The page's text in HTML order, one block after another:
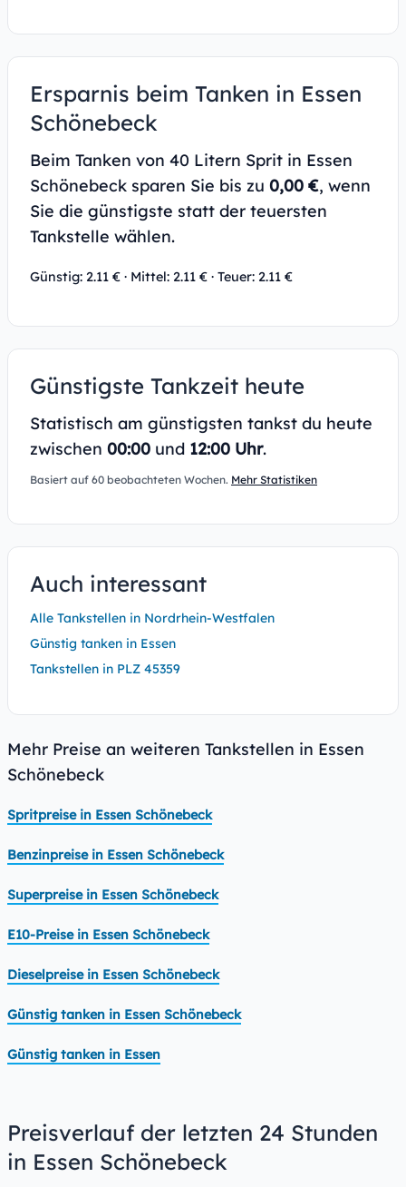
Ersparnis beim Tanken in Essen
Schönebeck
Beim Tanken von 40 Litern Sprit in Essen
Schönebeck sparen Sie bis zu 0,00 €, wenn
Sie die günstigste statt der teuersten
Tankstelle wählen.
Günstig: 2.11 € · Mittel: 2.11 € · Teuer: 2.11 €
Günstigste Tankzeit heute
Statistisch am günstigsten tankst du heute
zwischen 00:00 und 12:00 Uhr.
Basiert auf 60 beobachteten Wochen. Mehr Statistiken
Auch interessant
Alle Tankstellen in Nordrhein-Westfalen
Günstig tanken in Essen
Tankstellen in PLZ 45359
Mehr Preise an weiteren Tankstellen in Essen
Schönebeck
Spritpreise in Essen Schönebeck
Benzinpreise in Essen Schönebeck
Superpreise in Essen Schönebeck
E10-Preise in Essen Schönebeck
Dieselpreise in Essen Schönebeck
Günstig tanken in Essen Schönebeck
Günstig tanken in Essen
Preisverlauf der letzten 24 Stunden
in Essen Schönebeck